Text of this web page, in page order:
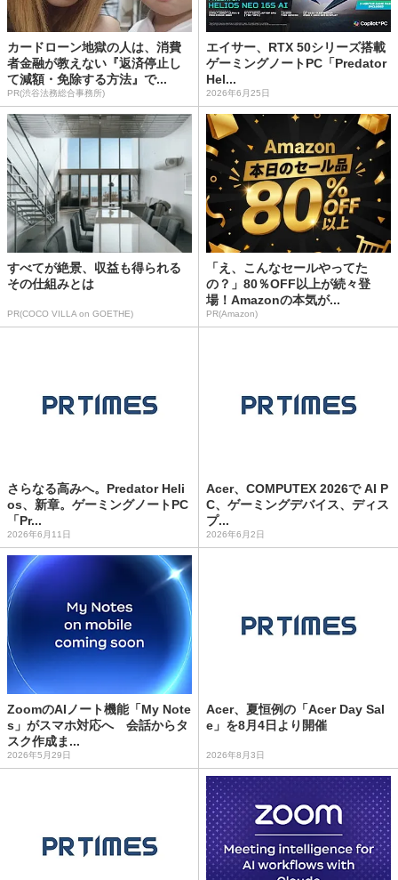
カードローン地獄の人は、消費
者金融が教えない『返済停止し
て減額・免除する方法』で...
PR(渋谷法務総合事務所)
エイサー、RTX 50シリーズ搭載
ゲーミングノートPC「Predator
Hel...
2026年6月25日
すべてが絶景、収益も得られる
その仕組みとは
PR(COCO VILLA on GOETHE)
「え、こんなセールやってた
の？」80％OFF以上が続々登
場！Amazonの本気が...
PR(Amazon)
さらなる高みへ。Predator Heli
os、新章。ゲーミングノートPC
「Pr...
2026年6月11日
Acer、COMPUTEX 2026で AI P
C、ゲーミングデバイス、ディス
プ...
2026年6月2日
ZoomのAIノート機能「My Note
s」がスマホ対応へ 会話からタ
スク作成ま...
2026年5月29日
Acer、夏恒例の「Acer Day Sal
e」を8月4日より開催
2026年8月3日